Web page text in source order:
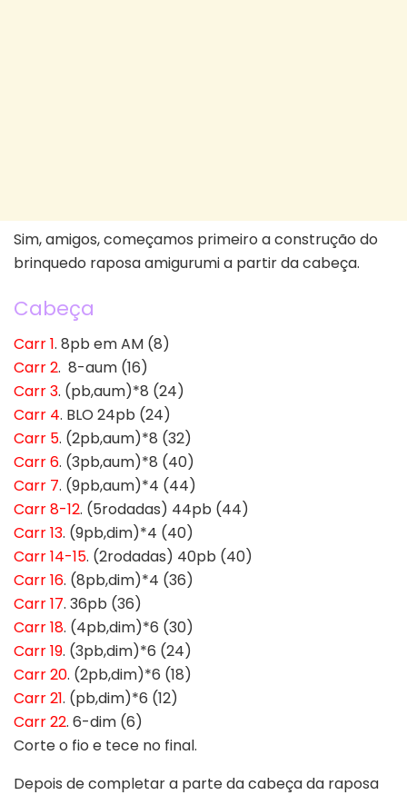
Sim, amigos, começamos primeiro a construção do
brinquedo raposa amigurumi a partir da cabeça.
Cabeça
Carr 1. 8pb em AM (8)
Carr 2. 8-aum (16)
Carr 3. (pb,aum)*8 (24)
Carr 4. BLO 24pb (24)
Carr 5. (2pb,aum)*8 (32)
Carr 6. (3pb,aum)*8 (40)
Carr 7. (9pb,aum)*4 (44)
Carr 8-12. (5rodadas) 44pb (44)
Carr 13. (9pb,dim)*4 (40)
Carr 14-15. (2rodadas) 40pb (40)
Carr 16. (8pb,dim)*4 (36)
Carr 17. 36pb (36)
Carr 18. (4pb,dim)*6 (30)
Carr 19. (3pb,dim)*6 (24)
Carr 20. (2pb,dim)*6 (18)
Carr 21. (pb,dim)*6 (12)
Carr 22. 6-dim (6)
Corte o fio e tece no final.
Depois de completar a parte da cabeça da raposa